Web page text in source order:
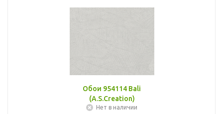
Обои 954114 Bali
(A.S.Creation)
Нет в наличии